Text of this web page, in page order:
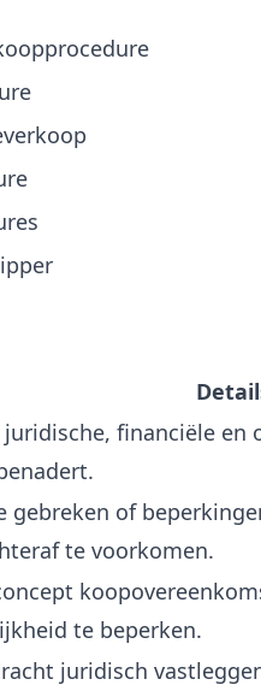
juridische, financiële
gebreken of
te voorkomen.
te beperken.
juridisch